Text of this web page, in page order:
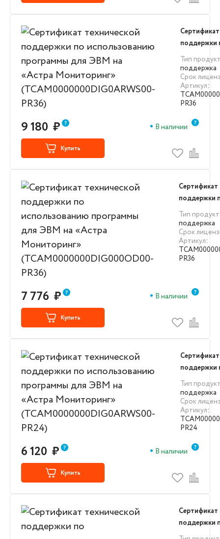
поддержки
для ЭВМ на
PR36)
Тип
поддержка
Срок
Артикул:
PR36
9 180 ₽ В наличии
Купить
Сертификат
поддержки
для ЭВМ на
PR36)
Тип
поддержка
Срок
Артикул:
PR36
7 776 ₽ В наличии
Купить
поддержки
для ЭВМ на
PR24)
Тип
поддержка
Срок
Артикул:
PR24
6 120 ₽ В наличии
Купить
Сертификат
поддержки